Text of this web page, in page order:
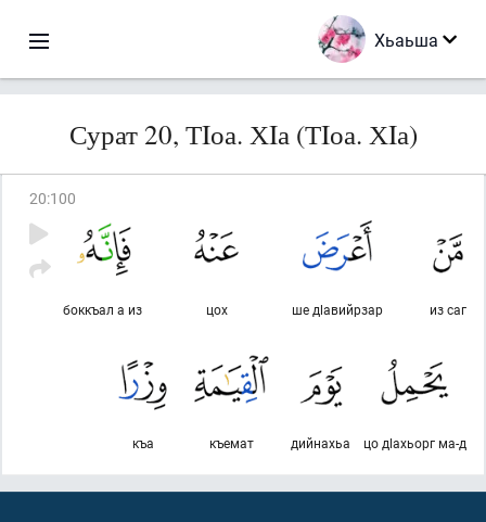
Хьаьша
Сурат 20, ТIоа. ХIа (ТIоа. ХIа)
20:100
из саг
ше дlавийрзар
цох
боккъал а из
цо дlахьорг ма-д
дийнахьа
къемат
къа